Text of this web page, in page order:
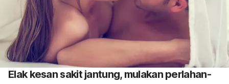
Elak kesan sakit jantung, mulakan perlahan-